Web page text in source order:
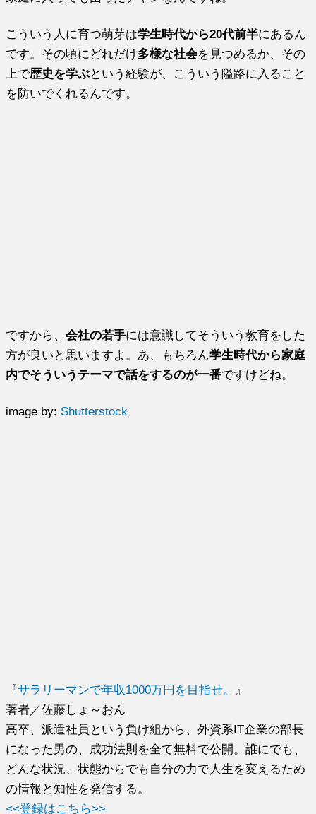
こういう人に育つ萌芽は学生時代から20代前半にあるん
です。その頃にどれだけ多様な社会を見つめるか、その
上で歴史を学ぶという経験が、こういう隘路に入ること
を防いでくれるんです。
ですから、会社の若手には意識してそういう教育をした
方が良いと思いますよ。あ、もちろん学生時代から家庭
内でそういうテーマで話をするのが一番ですけどね。
image by: Shutterstock
『サラリーマンで年収1000万円を目指せ。
』
著者／佐藤しょ～おん
高卒、派遣社員という負け組から、外資系IT企業の部長
になった男の、成功法則を全て無料で公開。誰にでも、
どんな状況、状態からでも自分の力で人生を変えるため
の情報と知性を発信する。
<<登録はこちら>>